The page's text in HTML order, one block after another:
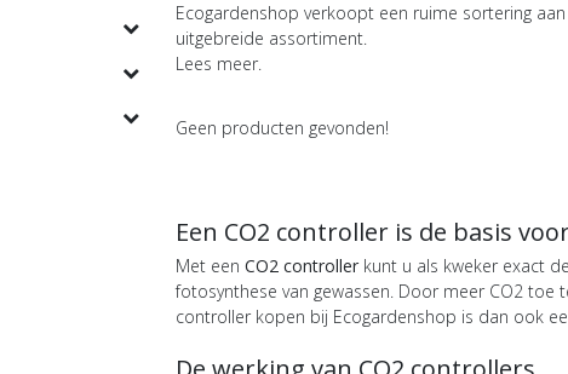
Ecogardenshop verkoopt een ruime sortering
uitgebreide assortiment.
Lees meer.
Geen producten gevonden!
Een CO2 controller is de basis
Met een CO2 controller kunt u als kweker exact
fotosynthese van gewassen. Door meer CO2
controller kopen bij Ecogardenshop is dan ook